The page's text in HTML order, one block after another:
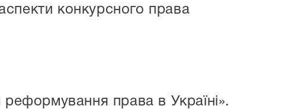
конкурсного права
права в Україні».